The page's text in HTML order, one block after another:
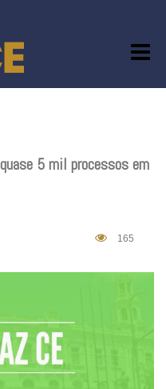
5 mil processos em
165